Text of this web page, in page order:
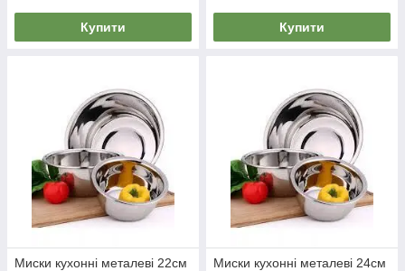
Купити Купити
Миски кухонні металеві 22см
Миски кухонні металеві 24см